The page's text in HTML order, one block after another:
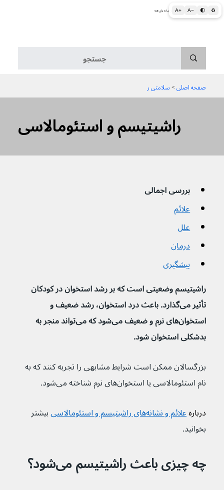
A+ A− 🌓 ♻ اطلاعات پزشکی و بهداشتی به زبان ساده برای همه
صفحه اصلی > سلامتی ر
راشیتیسم و استئومالاسی
بررسی اجمالی
علائم
علل
درمان
پیشگیری
راشیتیسم وضعیتی است که بر رشد استخوان در کودکان
تأثیر می‌گذارد. باعث درد استخوان، رشد ضعیف و
استخوان‌های نرم و ضعیف می‌شود که می‌تواند منجر به
بدشکلی استخوان شود.
بزرگسالان ممکن است شرایط مشابهی را تجربه کنند که به
نام استئومالاسی یا استخوان‌های نرم شناخته می‌شود.
درباره علائم و نشانه‌های راشیتیسم و استئومالاسی
بیشتر
بخوانید.
چه چیزی باعث راشیتیسم می‌شود؟